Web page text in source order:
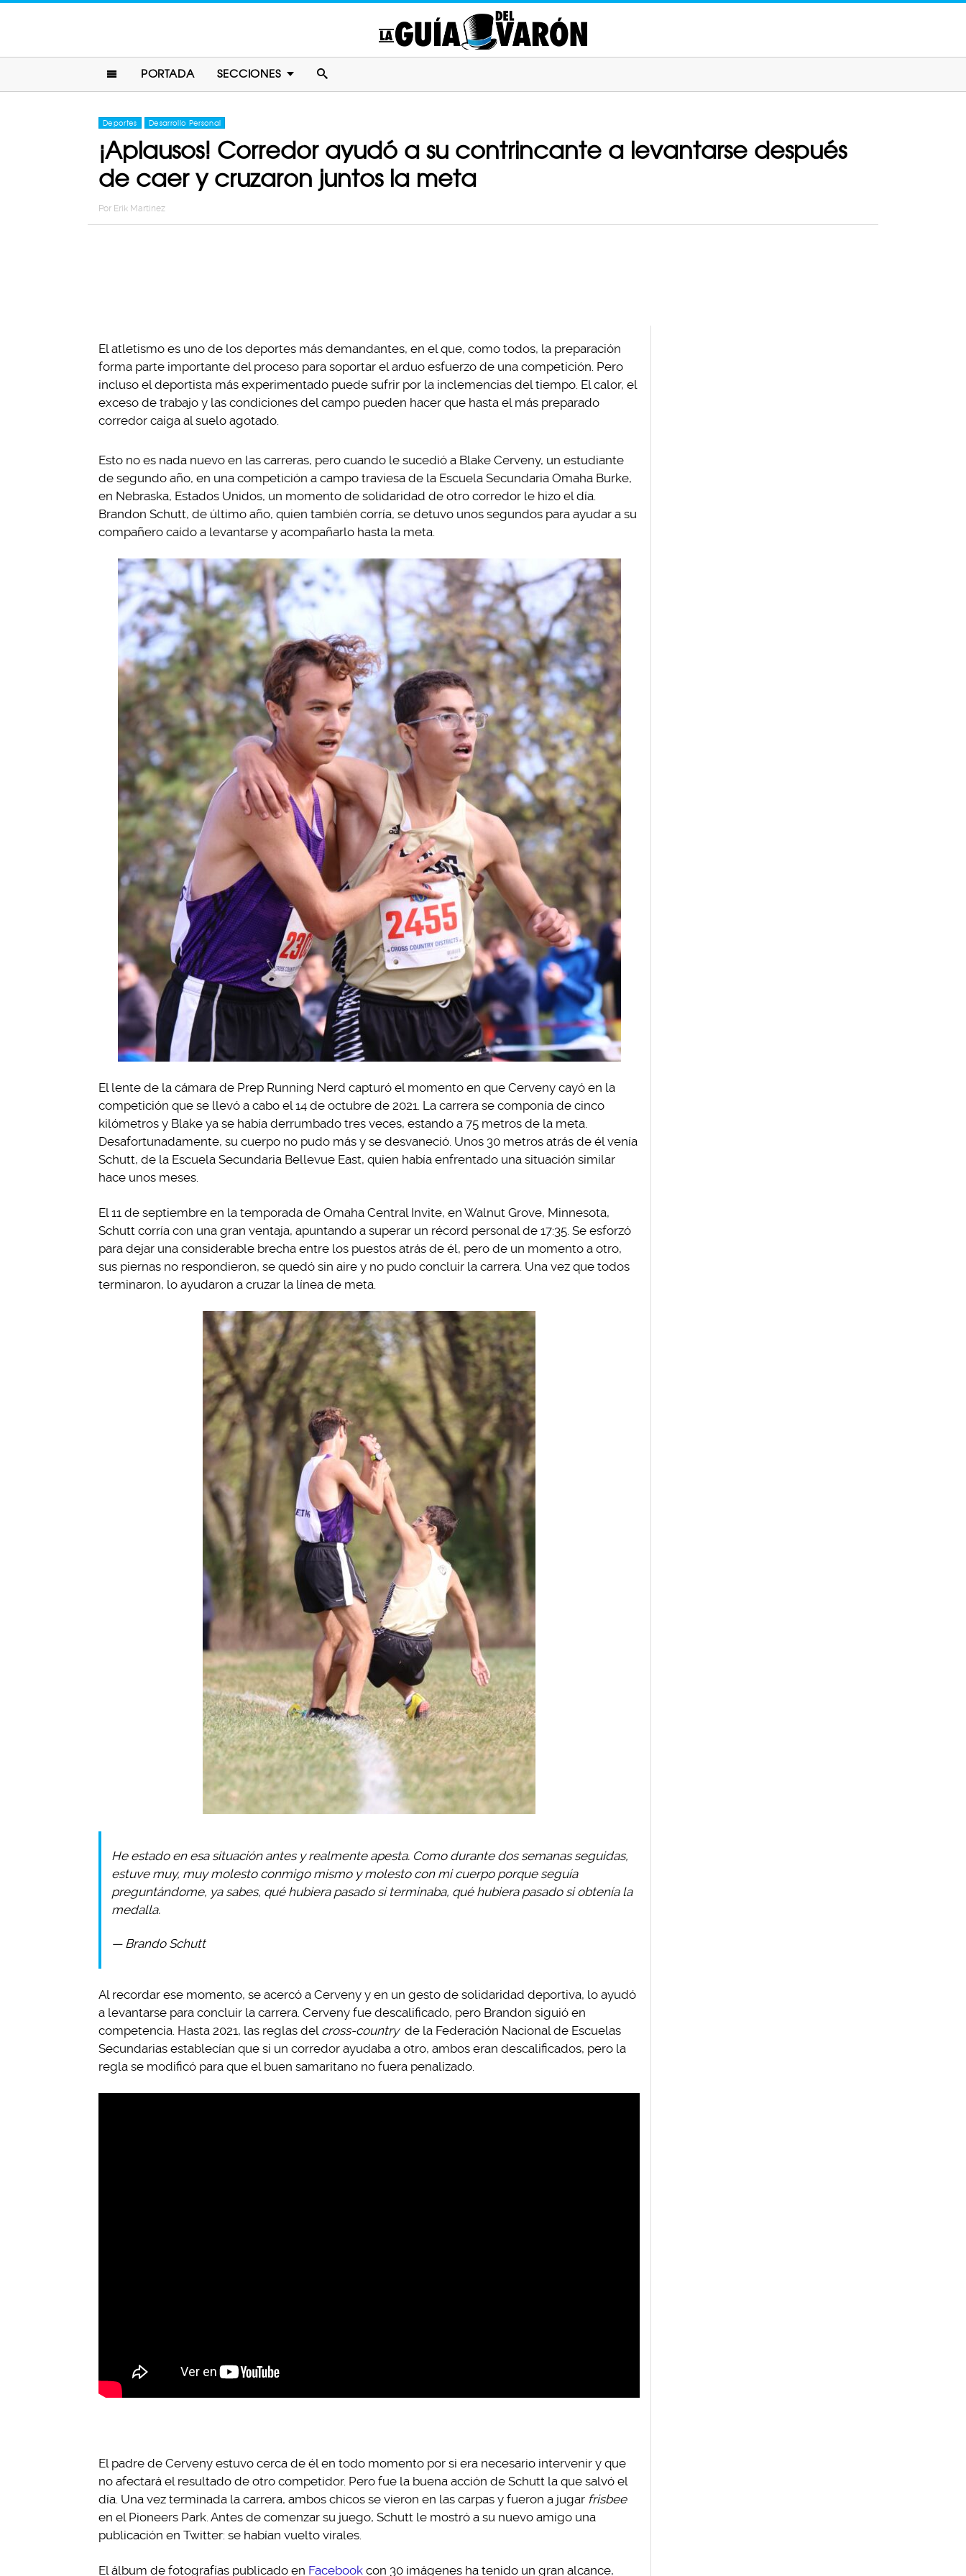
PORTADA SECCIONES
Deportes Desarrollo Personal
¡Aplausos! Corredor ayudó a su contrincante a levantarse después
de caer y cruzaron juntos la meta
Por Erik Martinez
El atletismo es uno de los deportes más demandantes, en el que, como todos, la preparación
forma parte importante del proceso para soportar el arduo esfuerzo de una competición. Pero
incluso el deportista más experimentado puede sufrir por la inclemencias del tiempo. El calor, el
exceso de trabajo y las condiciones del campo pueden hacer que hasta el más preparado
corredor caiga al suelo agotado.
Esto no es nada nuevo en las carreras, pero cuando le sucedió a Blake Cerveny, un estudiante
de segundo año, en una competición a campo traviesa de la Escuela Secundaria Omaha Burke,
en Nebraska, Estados Unidos, un momento de solidaridad de otro corredor le hizo el día.
Brandon Schutt, de último año, quien también corría, se detuvo unos segundos para ayudar a su
compañero caído a levantarse y acompañarlo hasta la meta.
El lente de la cámara de Prep Running Nerd capturó el momento en que Cerveny cayó en la
competición que se llevó a cabo el 14 de octubre de 2021. La carrera se componía de cinco
kilómetros y Blake ya se había derrumbado tres veces, estando a 75 metros de la meta.
Desafortunadamente, su cuerpo no pudo más y se desvaneció. Unos 30 metros atrás de él venía
Schutt, de la Escuela Secundaria Bellevue East, quien había enfrentado una situación similar
hace unos meses.
El 11 de septiembre en la temporada de Omaha Central Invite, en Walnut Grove, Minnesota,
Schutt corría con una gran ventaja, apuntando a superar un récord personal de 17:35. Se esforzó
para dejar una considerable brecha entre los puestos atrás de él, pero de un momento a otro,
sus piernas no respondieron, se quedó sin aire y no pudo concluir la carrera. Una vez que todos
terminaron, lo ayudaron a cruzar la línea de meta.
He estado en esa situación antes y realmente apesta. Como durante dos semanas seguidas,
estuve muy, muy molesto conmigo mismo y molesto con mi cuerpo porque seguía
preguntándome, ya sabes, qué hubiera pasado si terminaba, qué hubiera pasado si obtenía la
medalla.
— Brando Schutt
Al recordar ese momento, se acercó a Cerveny y en un gesto de solidaridad deportiva, lo ayudó
a levantarse para concluir la carrera. Cerveny fue descalificado, pero Brandon siguió en
competencia. Hasta 2021, las reglas del cross-country de la Federación Nacional de Escuelas
Secundarias establecían que si un corredor ayudaba a otro, ambos eran descalificados, pero la
regla se modificó para que el buen samaritano no fuera penalizado.
El padre de Cerveny estuvo cerca de él en todo momento por si era necesario intervenir y que
no afectará el resultado de otro competidor. Pero fue la buena acción de Schutt la que salvó el
día. Una vez terminada la carrera, ambos chicos se vieron en las carpas y fueron a jugar frisbee
en el Pioneers Park. Antes de comenzar su juego, Schutt le mostró a su nuevo amigo una
publicación en Twitter: se habían vuelto virales.
El álbum de fotografías publicado en Facebook con 30 imágenes ha tenido un gran alcance,